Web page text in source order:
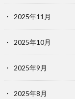
2025年11月
2025年10月
2025年9月
2025年8月